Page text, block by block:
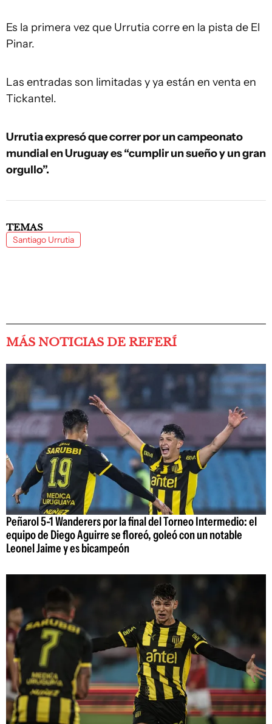
Es la primera vez que Urrutia corre en la pista de El
Pinar.
Las entradas son limitadas y ya están en venta en
Tickantel.
Urrutia expresó que correr por un campeonato
mundial en Uruguay es “cumplir un sueño y un gran
orgullo”.
TEMAS
Santiago Urrutia
MÁS NOTICIAS DE REFERÍ
Peñarol 5-1 Wanderers por la final del Torneo Intermedio: el
equipo de Diego Aguirre se floreó, goleó con un notable
Leonel Jaime y es bicampeón